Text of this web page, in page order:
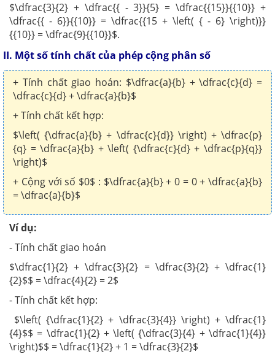
$\dfrac{3}{2} + \dfrac{{ - 3}}{5} = \dfrac{{15}}{{10}} +
\dfrac{{ - 6}}{{10}} = \dfrac{{15 + \left( { - 6} \right)}}
{{10}} = \dfrac{9}{{10}}$.
II. Một số tính chất của phép cộng phân số
+ Tính chất giao hoán: $\dfrac{a}{b} + \dfrac{c}{d} =
\dfrac{c}{d} + \dfrac{a}{b}$
+ Tính chất kết hợp:
$\left( {\dfrac{a}{b} + \dfrac{c}{d}} \right) + \dfrac{p}
{q} = \dfrac{a}{b} + \left( {\dfrac{c}{d} + \dfrac{p}{q}}
\right)$
+ Cộng với số $0$ : $\dfrac{a}{b} + 0 = 0 + \dfrac{a}{b}
= \dfrac{a}{b}$
Ví dụ:
- Tính chất giao hoán
$\dfrac{1}{2} + \dfrac{3}{2} = \dfrac{3}{2} + \dfrac{1}
{2}$$ = \dfrac{4}{2} = 2$
- Tính chất kết hợp:
$\left( {\dfrac{1}{2} + \dfrac{3}{4}} \right) + \dfrac{1}
{4}$$ = \dfrac{1}{2} + \left( {\dfrac{3}{4} + \dfrac{1}{4}}
\right)$$ = \dfrac{1}{2} + 1 = \dfrac{3}{2}$